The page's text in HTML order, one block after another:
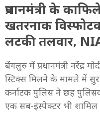
प्रधानमंत्री के
खतरनाक
लटकी तलवार,
बेंगलुरु में प्रधानमंत्री नरेंद्र
स्टिक्स मिलने के मामले में
कर्नाटक पुलिस ने छह
एक सब-इंस्पेक्टर भी शामिल